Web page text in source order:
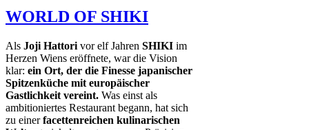
WORLD OF SHIKI
Als Joji Hattori vor elf Jahren SHIKI im
Herzen Wiens eröffnete, war die Vision
klar: ein Ort, der die Finesse japanischer
Spitzenküche mit europäischer
Gastlichkeit vereint. Was einst als
ambitioniertes Restaurant begann, hat sich
zu einerfacettenreichen kulinarischen